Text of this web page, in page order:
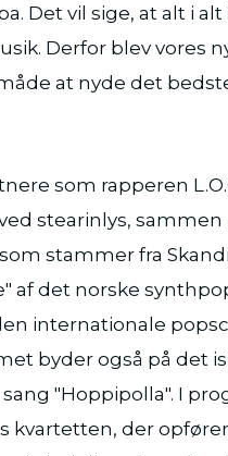
Det vil sige, at alt i
Derfor blev vores
at nyde det
som rapperen
stearinlys,
stammer fra
af det norske
internationale
byder også på det
"Hoppipolla". I
kvartetten, der